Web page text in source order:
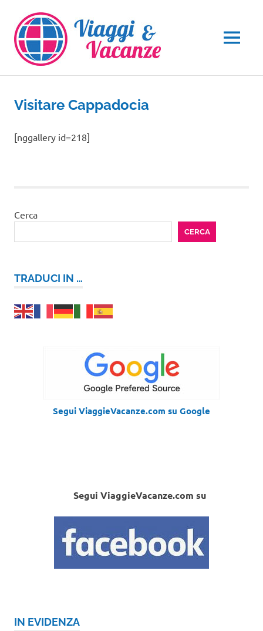
contenuto
MENU
Visitare Cappadocia
[nggallery id=218]
Cerca
CERCA
TRADUCI IN …
Segui ViaggieVacanze.com su Google
Segui ViaggieVacanze.com su
IN EVIDENZA